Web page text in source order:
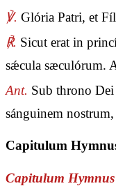
℣. Glória Patri, et
℟. Sicut erat in
sǽcula sæculórum.
Ant. Sub throno
sánguinem
Capitulum
Capitulum Hymnus